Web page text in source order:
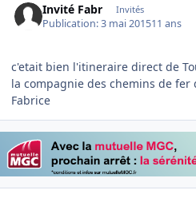
Invité Fabr Invités
Publication:3 mai 201511 ans
c'etait bien l'itineraire direct de
la compagnie des chemins de fer
Fabrice